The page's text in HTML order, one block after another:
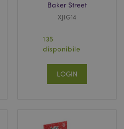
Baker Street
XJIG14
135
disponibile
LOGIN